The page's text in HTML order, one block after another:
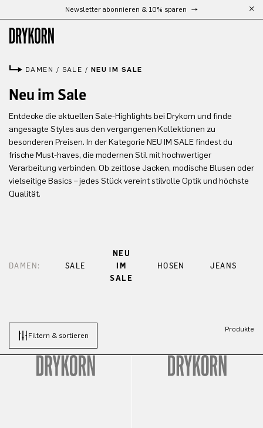
Zum Hauptinhalt springenNewsletter abonnieren & 10% sparen
DAMEN / SALE / NEU IM SALE
Neu im Sale
Entdecke die aktuellen Sale-Highlights bei Drykorn und finde
angesagte Styles aus den vergangenen Kollektionen zu
besonderen Preisen. In der Kategorie NEU IM SALE findest du
frische Must-haves, die modernen Stil mit hochwertiger
Verarbeitung verbinden. Ob zeitlose Jacken, modische Blusen oder
vielseitige Basics – jedes Stück vereint stilvolle Optik und höchste
Qualität.
DAMEN: SALE
NEU
IM
SALE
HOSEN JEANS
Filtern & sortieren
Produkte